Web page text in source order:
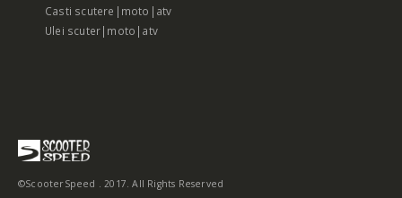
Casti scutere|moto|atv
Ulei scuter|moto|atv
©ScooterSpeed . 2017. All Rights Reserved